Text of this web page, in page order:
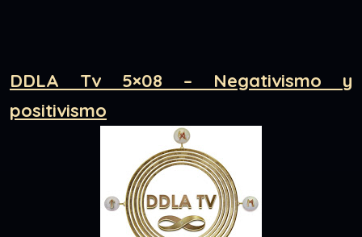
DDLA Tv 5×08 – Negativismo y
positivismo